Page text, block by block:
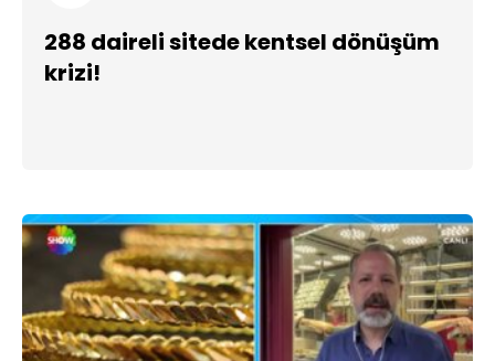
288 daireli sitede kentsel dönüşüm
krizi!